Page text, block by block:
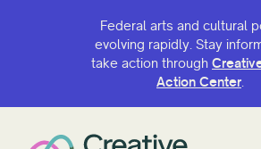
Federal arts and cultural
evolving rapidly. Stay
take action through
Action Center.